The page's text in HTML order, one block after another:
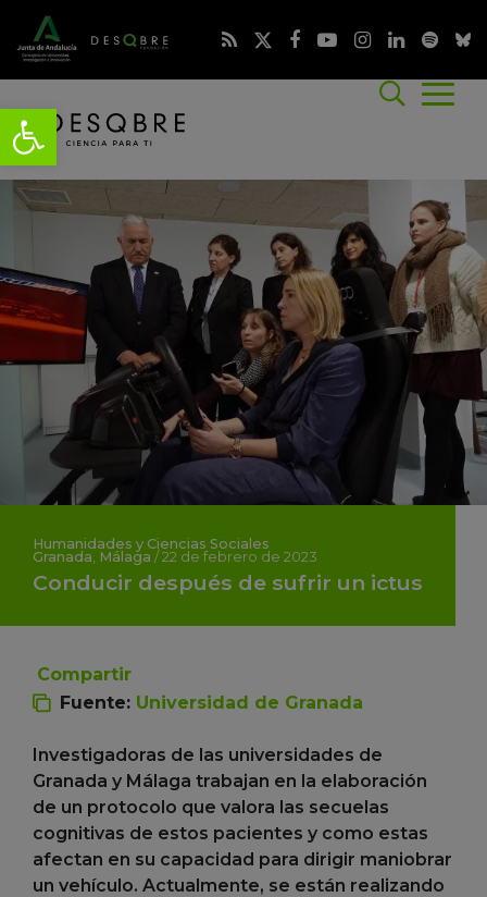
Humanidades y Ciencias Sociales
Granada Málaga / 22 de febrero de 2023
Conducir después de sufrir un ictus
Compartir
Fuente: Universidad de Granada
Investigadoras de las universidades de
Granada y Málaga trabajan en la elaboración
de un protocolo que valora las secuelas
cognitivas de estos pacientes y como estas
afectan en su capacidad para dirigir maniobrar
un vehículo. Actualmente, se están realizando